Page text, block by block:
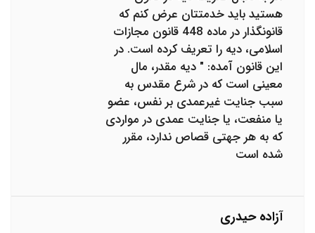
هستید باید خدمتتان عرض کنم که
قانونگذار در ماده 448 قانون مجازات
اسلامی، دیه را تعریف کرده است. در
این قانون آمده: " دیه مقدر، مال
معینی است که در شرع مقدس به
سبب جنایت غیرعمدی بر نفس، عضو
یا منفعت، یا جنایت عمدی در مواردی
که به هر جهتی قصاص ندارد، مقرر
شده است
آزاده حیدری